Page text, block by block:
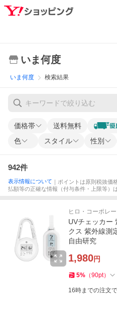
いま何度
いま何度 検索結果
価格帯 送料無料
色 スタイル 性別
942件
表示情報について ｜ポイントは原則税抜価
払額等の正確な情報（付与条件・上限等）
ヒロ・コーポレ
UVチェッカー
クス 紫外線測
自由研究
1,980円
5% （90pt）
16時までの注文